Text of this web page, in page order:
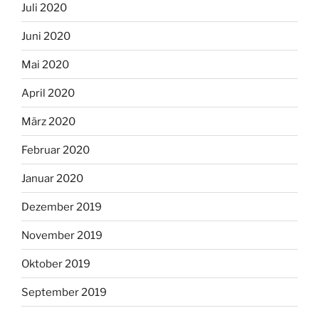
Juli 2020
Juni 2020
Mai 2020
April 2020
März 2020
Februar 2020
Januar 2020
Dezember 2019
November 2019
Oktober 2019
September 2019